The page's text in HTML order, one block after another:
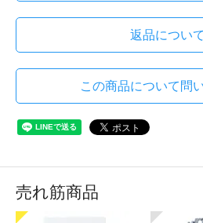
返品について
この商品について問
売れ筋商品